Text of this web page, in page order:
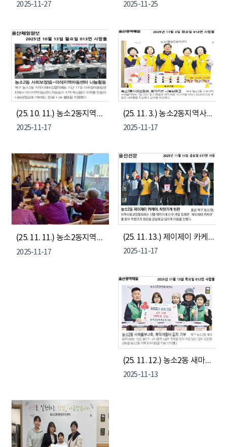
2025-11-27 2025-11-25
(25. 10. 11.) 농소2동지역사회보장협의체 이삭지역아동센터 문화&나눔 체험
2025-11-17
(25. 11. 3.) 농소2동지역사회보장협의체 찾아가는 나눔냉장고
2025-11-17
(25. 11. 11.) 농소2동지역사회보장협의체, 취약계층 어르신 식사 대접 "어르신愛 따뜻한 한 끼" 행사
2025-11-17
(25. 11. 13.) 제이제이 카케어, 착한가게 현판 전달식
2025-11-17
(25. 11. 12.) 농소2동 새마을부녀회, 취약계층에 김치 기부
2025-11-13